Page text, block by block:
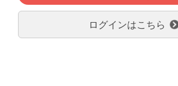
ログインはこちら